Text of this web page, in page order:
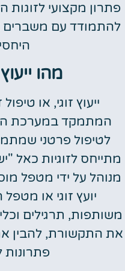
פתרון מקצועי
להתמודד עם
מהו
ייעוץ זוגי, או
המתמקד במערכת
לטיפול פרטני
מתייחס לזוגיות כאל
מנוהל על ידי מטפל
יועץ זוגי או
משותפות, תרגילים
את התקשורת, להבין
פתרונות